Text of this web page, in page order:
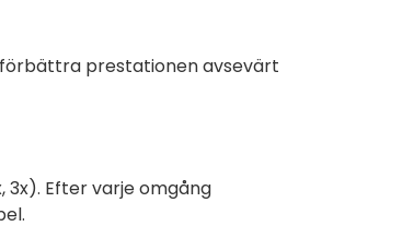
förbättra prestationen avsevärt
3x). Efter varje omgång